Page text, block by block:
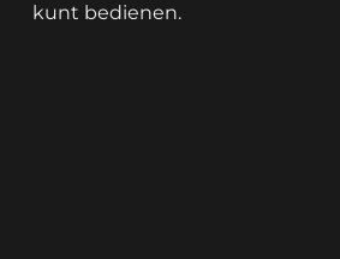
kunt bedienen.